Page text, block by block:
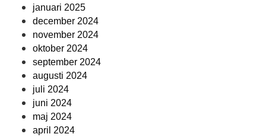
januari 2025
december 2024
november 2024
oktober 2024
september 2024
augusti 2024
juli 2024
juni 2024
maj 2024
april 2024